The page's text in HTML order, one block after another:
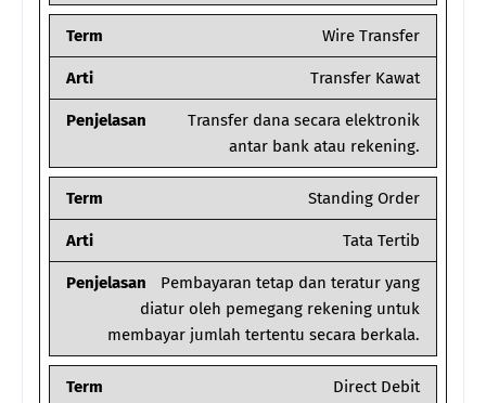
Term Wire Transfer
Arti Transfer Kawat
Penjelasan
Transfer dana secara elektronik
antar bank atau rekening.
Term Standing Order
Arti Tata Tertib
Penjelasan
Pembayaran tetap dan teratur yang
diatur oleh pemegang rekening untuk
membayar jumlah tertentu secara berkala.
Term Direct Debit